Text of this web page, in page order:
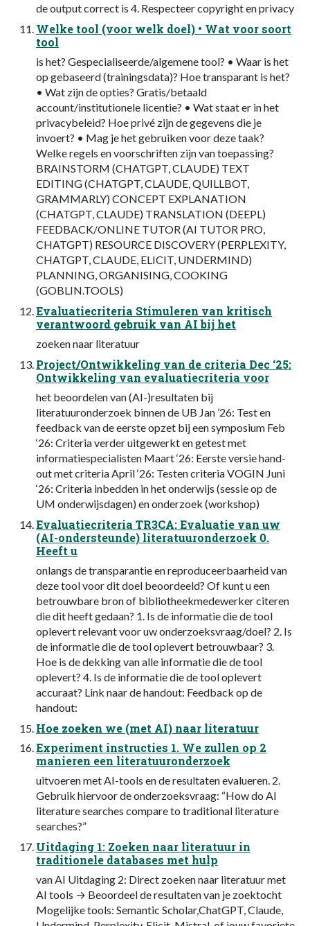
de output correct is 4. Respecteer copyright en privacy
Welke tool (voor welk doel) • Wat voor soort
tool
is het? Gespecialiseerde/algemene tool? • Waar is het
op gebaseerd (trainingsdata)? Hoe transparant is het?
• Wat zijn de opties? Gratis/betaald
account/institutionele licentie? • Wat staat er in het
privacybeleid? Hoe privé zijn de gegevens die je
invoert? • Mag je het gebruiken voor deze taak?
Welke regels en voorschriften zijn van toepassing?
BRAINSTORM (CHATGPT, CLAUDE) TEXT
EDITING (CHATGPT, CLAUDE, QUILLBOT,
GRAMMARLY) CONCEPT EXPLANATION
(CHATGPT, CLAUDE) TRANSLATION (DEEPL)
FEEDBACK/ONLINE TUTOR (AI TUTOR PRO,
CHATGPT) RESOURCE DISCOVERY (PERPLEXITY,
CHATGPT, CLAUDE, ELICIT, UNDERMIND)
PLANNING, ORGANISING, COOKING
(GOBLIN.TOOLS)
Evaluatiecriteria Stimuleren van kritisch
verantwoord gebruik van AI bij het
zoeken naar literatuur
Project/Ontwikkeling van de criteria Dec ‘25:
Ontwikkeling van evaluatiecriteria voor
het beoordelen van (AI-)resultaten bij
literatuuronderzoek binnen de UB Jan ’26: Test en
feedback van de eerste opzet bij een symposium Feb
‘26: Criteria verder uitgewerkt en getest met
informatiespecialisten Maart ‘26: Eerste versie hand-
out met criteria April ‘26: Testen criteria VOGIN Juni
‘26: Criteria inbedden in het onderwijs (sessie op de
UM onderwijsdagen) en onderzoek (workshop)
Evaluatiecriteria TR3CA: Evaluatie van uw
(AI-ondersteunde) literatuuronderzoek 0.
Heeft u
onlangs de transparantie en reproduceerbaarheid van
deze tool voor dit doel beoordeeld? Of kunt u een
betrouwbare bron of bibliotheekmedewerker citeren
die dit heeft gedaan? 1. Is de informatie die de tool
oplevert relevant voor uw onderzoeksvraag/doel? 2. Is
de informatie die de tool oplevert betrouwbaar? 3.
Hoe is de dekking van alle informatie die de tool
oplevert? 4. Is de informatie die de tool oplevert
accuraat? Link naar de handout: Feedback op de
handout:
Hoe zoeken we (met AI) naar literatuur
Experiment instructies 1. We zullen op 2
manieren een literatuuronderzoek
uitvoeren met AI-tools en de resultaten evalueren. 2.
Gebruik hiervoor de onderzoeksvraag: “How do AI
literature searches compare to traditional literature
searches?”
Uitdaging 1: Zoeken naar literatuur in
traditionele databases met hulp
van AI Uitdaging 2: Direct zoeken naar literatuur met
AI tools → Beoordeel de resultaten van je zoektocht
Mogelijke tools: Semantic Scholar,ChatGPT, Claude,